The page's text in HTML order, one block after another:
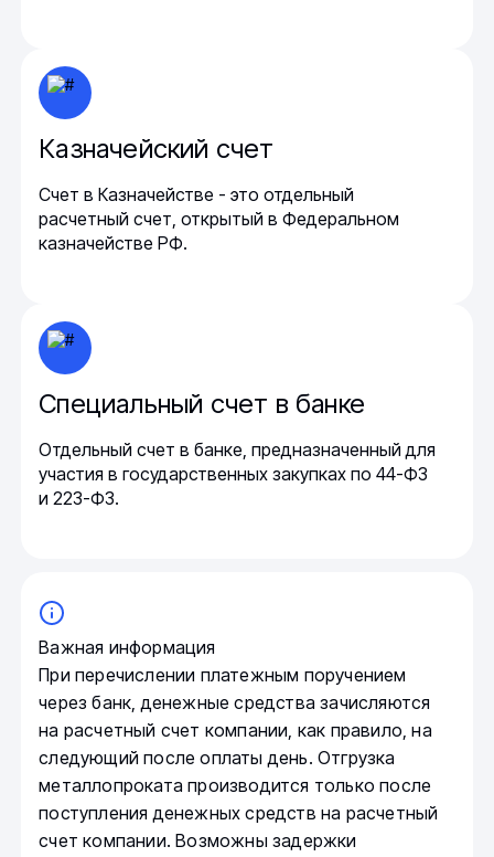
Казначейский счет
Счет в Казначействе - это отдельный
расчетный счет, открытый в Федеральном
казначействе РФ.
Специальный счет в банке
Отдельный счет в банке, предназначенный для
участия в государственных закупках по 44-ФЗ
и 223-ФЗ.
Важная информация
При перечислении платежным поручением
через банк, денежные средства зачисляются
на расчетный счет компании, как правило, на
следующий после оплаты день. Отгрузка
металлопроката производится только после
поступления денежных средств на расчетный
счет компании. Возможны задержки